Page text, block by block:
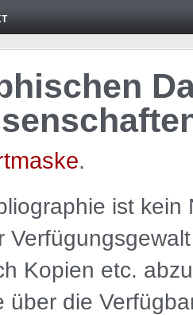
.
ist kein
Kopien etc.
über die